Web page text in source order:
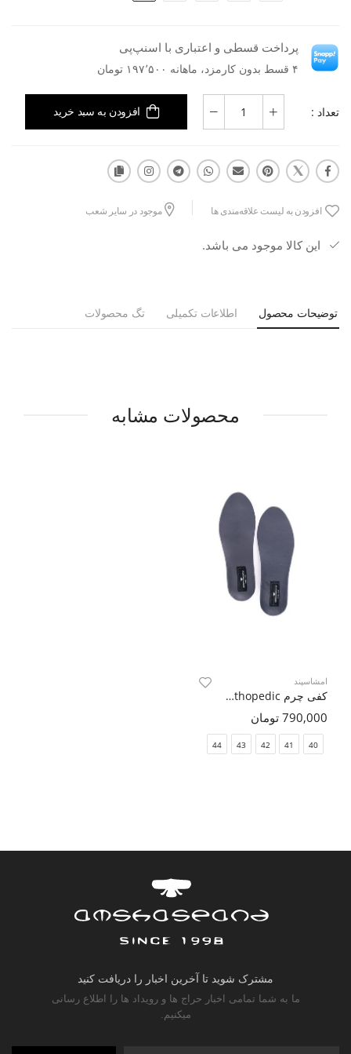
پرداخت قسطی و اعتباری با اسنپ‌پی
۴ قسط بدون کارمزد، ماهانه ۱۹۷٬۵۰۰ تومان
تعداد : افزودن به سبد خرید
افزودن به لیست علاقه‌مندی ها موجود در سایر شعب
این کالا موجود می باشد.
توضیحات محصول اطلاعات تکمیلی تگ محصولات
محصولات مشابه
امشاسپند
کفی چرم Orthopedic
790,000 تومان
40
41
42
43
44
مشترک شوید تا آخرین اخبار را دریافت کنید
ما به شما تمامی اخبار حراج ها و رویداد ها را اطلاع رسانی
میکنیم.